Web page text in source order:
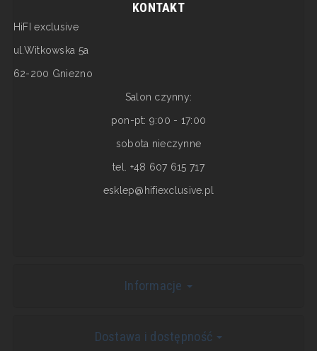
KONTAKT
HiFI exclusive
ul.Witkowska 5a
62-200 Gniezno
Salon czynny:
pon-pt: 9:00 - 17:00
sobota nieczynne
tel. +48 607 615 717
esklep@hifiexclusive.pl
Informacje
Dostawa i dostępność